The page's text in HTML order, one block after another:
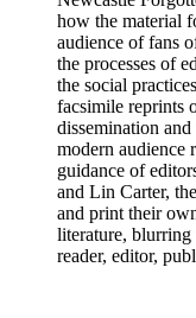
how the material
audience of fans
the processes of
the social
facsimile reprints
dissemination
modern audience
guidance of
and Lin Carter,
and print their
literature, blurring
reader, editor,